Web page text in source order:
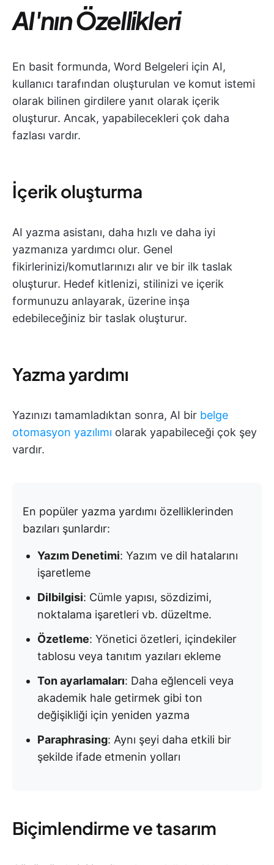
AI'nın Özellikleri
En basit formunda, Word Belgeleri için AI,
kullanıcı tarafından oluşturulan ve komut istemi
olarak bilinen girdilere yanıt olarak içerik
oluşturur. Ancak, yapabilecekleri çok daha
fazlası vardır.
İçerik oluşturma
AI yazma asistanı, daha hızlı ve daha iyi
yazmanıza yardımcı olur. Genel
fikirlerinizi/komutlarınızı alır ve bir ilk taslak
oluşturur. Hedef kitlenizi, stilinizi ve içerik
formunuzu anlayarak, üzerine inşa
edebileceğiniz bir taslak oluşturur.
Yazma yardımı
Yazınızı tamamladıktan sonra, AI bir belge
otomasyon yazılımı olarak yapabileceği çok şey
vardır.
En popüler yazma yardımı özelliklerinden
bazıları şunlardır:
Yazım Denetimi: Yazım ve dil hatalarını
işaretleme
Dilbilgisi: Cümle yapısı, sözdizimi,
noktalama işaretleri vb. düzeltme.
Özetleme: Yönetici özetleri, içindekiler
tablosu veya tanıtım yazıları ekleme
Ton ayarlamaları: Daha eğlenceli veya
akademik hale getirmek gibi ton
değişikliği için yeniden yazma
Paraphrasing: Aynı şeyi daha etkili bir
şekilde ifade etmenin yolları
Biçimlendirme ve tasarım